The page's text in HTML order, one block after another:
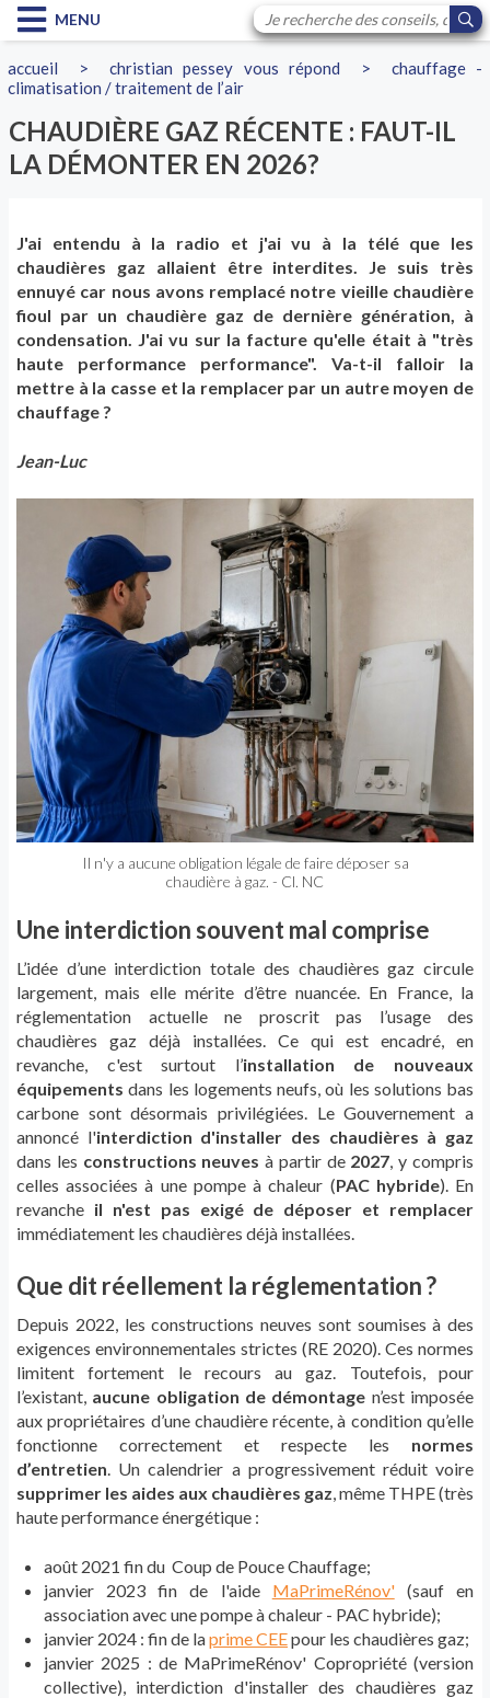
MENU
accueil > christian pessey vous répond > chauffage -
climatisation / traitement de l’air
CHAUDIÈRE GAZ RÉCENTE : FAUT-IL
LA DÉMONTER EN 2026?
J'ai entendu à la radio et j'ai vu à la télé que les
chaudières gaz allaient être interdites. Je suis très
ennuyé car nous avons remplacé notre vieille chaudière
fioul par un chaudière gaz de dernière génération, à
condensation. J'ai vu sur la facture qu'elle était à "très
haute performance performance". Va-t-il falloir la
mettre à la casse et la remplacer par un autre moyen de
chauffage ?
Jean-Luc
Il n'y a aucune obligation légale de faire déposer sa
chaudière à gaz. - Cl. NC
Une interdiction souvent mal comprise
L’idée d’une interdiction totale des chaudières gaz circule
largement, mais elle mérite d’être nuancée. En France, la
réglementation actuelle ne proscrit pas l’usage des
chaudières gaz déjà installées. Ce qui est encadré, en
revanche, c'est surtout l’installation de nouveaux
équipements dans les logements neufs, où les solutions bas
carbone sont désormais privilégiées. Le Gouvernement a
annoncé l'interdiction d'installer des chaudières à gaz
dans les constructions neuves à partir de 2027 , y compris
celles associées à une pompe à chaleur (PAC hybride) . En
revanche il n'est pas exigé de déposer et remplacer
immédiatement les chaudières déjà installées.
Que dit réellement la réglementation ?
Depuis 2022, les constructions neuves sont soumises à des
exigences environnementales strictes (RE 2020). Ces normes
limitent fortement le recours au gaz. Toutefois, pour
l’existant, aucune obligation de démontage n’est imposée
aux propriétaires d’une chaudière récente, à condition qu’elle
fonctionne correctement et respecte les normes
d’entretien . Un calendrier a progressivement réduit voire
supprimer les aides aux chaudières gaz , même THPE (très
haute performance énergétique :
août 2021 fin du Coup de Pouce Chauffage;
janvier 2023 fin de l'aide MaPrimeRénov'(sauf en
association avec une pompe à chaleur - PAC hybride);
janvier 2024 : fin de laprime CEEpour les chaudières gaz;
janvier 2025 : de MaPrimeRénov' Copropriété (version
collective), interdiction d'installer des chaudières gaz